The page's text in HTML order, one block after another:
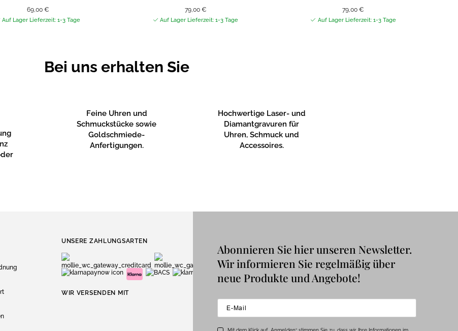
69,00 €
Auf Lager Lieferzeit: 1-3 Tage
79,00 €
Auf Lager Lieferzeit: 1-3 Tage
79,00€
Auf Lager Lieferzeit: 1-3 Tage
Bei uns erhalten Sie
Feine Uhren und
Schmuckstücke sowie
Goldschmiede-
Anfertigungen.
Hochwertige Laser- und
Diamantgravuren für
Uhren, Schmuck und
Accessoires.
UNSERE ZAHLUNGSARTEN
WIR VERSENDEN MIT
Abonnieren Sie hier unseren Newsletter.
Wir informieren Sie regelmäßig über
neue Produkte und Angebote!